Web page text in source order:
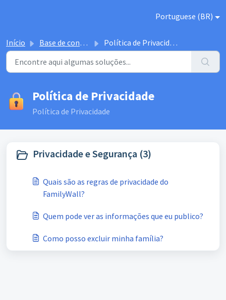
Portuguese (BR)
Início Base de conhecimento Política de Privacidade
Política de Privacidade
Política de Privacidade
Privacidade e Segurança (3)
Quais são as regras de privacidade do
FamilyWall?
Quem pode ver as informações que eu publico?
Como posso excluir minha família?